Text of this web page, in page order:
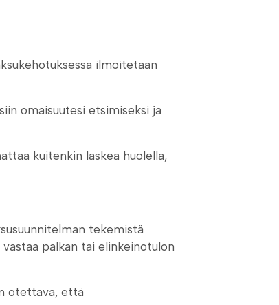
ilmoitetaan
omaisuutesi etsimiseksi ja
kuitenkin laskea huolella,
tekemistä
palkan tai elinkeinotulon
otettava, että